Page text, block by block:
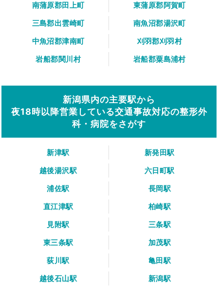
南蒲原郡田上町
東蒲原郡阿賀町
三島郡出雲崎町
南魚沼郡湯沢町
中魚沼郡津南町
刈羽郡刈羽村
岩船郡関川村
岩船郡粟島浦村
新潟県内の主要駅から
夜18時以降営業している交通事故対応の整形外
科・病院をさがす
新津駅
新発田駅
越後湯沢駅
六日町駅
浦佐駅
長岡駅
直江津駅
柏崎駅
見附駅
三条駅
東三条駅
加茂駅
荻川駅
亀田駅
越後石山駅
新潟駅